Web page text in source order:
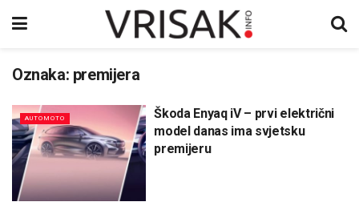
Oznaka: premijera
AUTOMOTO
Škoda Enyaq iV – prvi električni
model danas ima svjetsku
premijeru